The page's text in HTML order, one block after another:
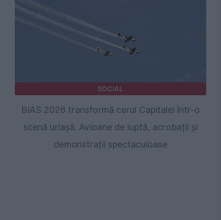
SOCIAL
BIAS 2026 transformă cerul Capitalei într-o
scenă uriașă. Avioane de luptă, acrobații și
demonstrații spectaculoase